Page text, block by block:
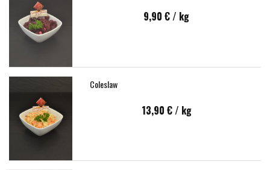
9,90 €/ kg
Coleslaw
13,90 €/ kg